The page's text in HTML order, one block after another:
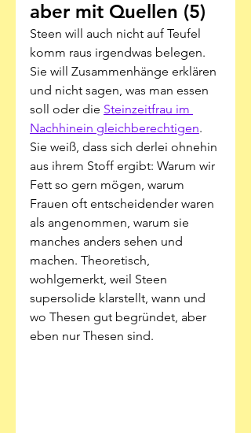
aber mit Quellen (5)
Steen will auch nicht auf Teufel
komm raus irgendwas belegen.
Sie will Zusammenhänge erklären
und nicht sagen, was man essen
soll oder die Steinzeitfrau im
Nachhinein gleichberechtigen.
Sie weiß, dass sich derlei ohnehin
aus ihrem Stoff ergibt: Warum wir
Fett so gern mögen, warum
Frauen oft entscheidender waren
als angenommen, warum sie
manches anders sehen und
machen. Theoretisch,
wohlgemerkt, weil Steen
supersolide klarstellt, wann und
wo Thesen gut begründet, aber
eben nur Thesen sind.